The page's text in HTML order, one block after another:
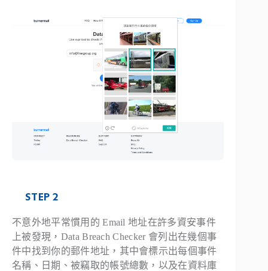
STEP 2
不意外地平常慣用的 Email 地址在許多資安事件
上被發現，Data Breach Checker 會列出在幾個事
件中找到你的郵件地址，其中會標示出每個事件
名稱、日期、被竊取的帳號總數，以及在資料庫